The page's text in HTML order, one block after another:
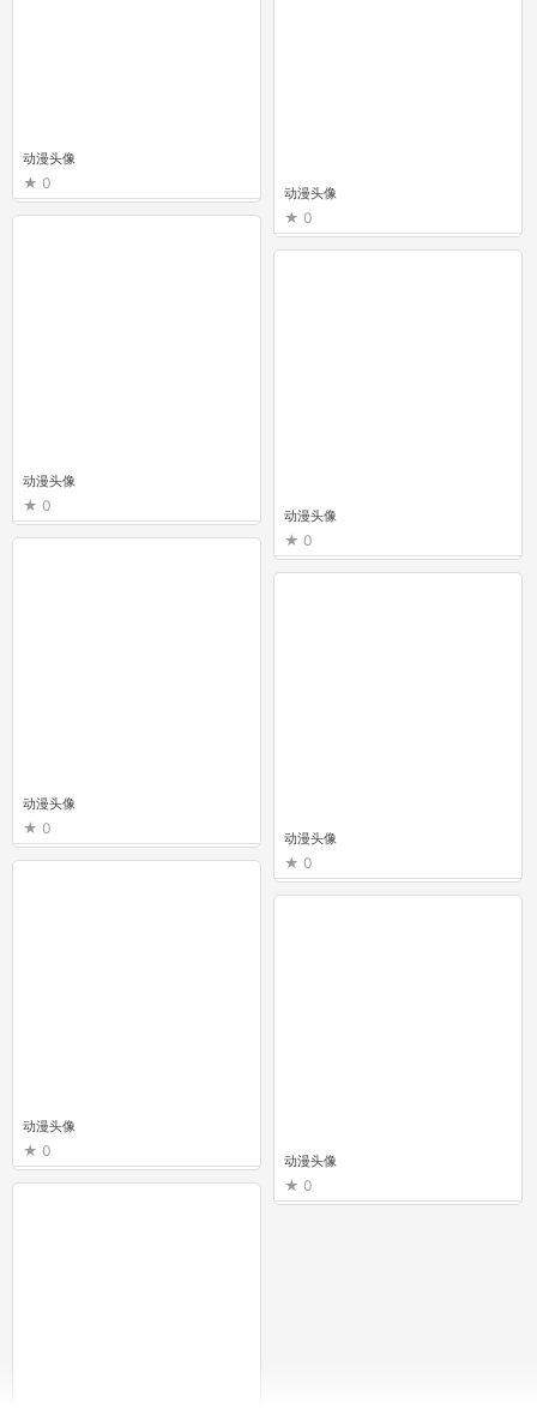
动漫头像
0
动漫头像
0
动漫头像
0
动漫头像
0
动漫头像
0
动漫头像
0
动漫头像
0
动漫头像
0